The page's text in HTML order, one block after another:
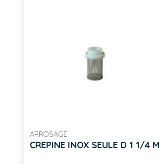
ARROSAGE
CREPINE INOX SEULE D 1 1/4 M